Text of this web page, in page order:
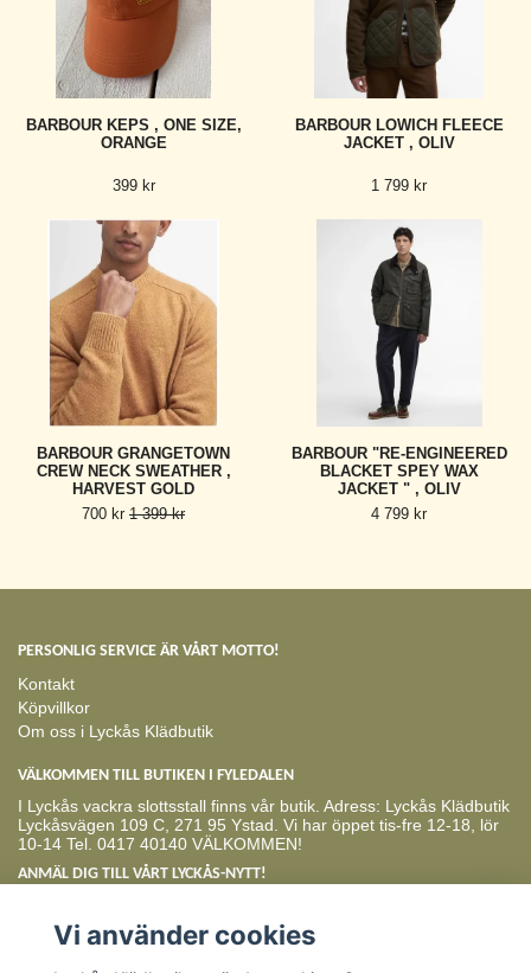
BARBOUR KEPS , ONE SIZE,
ORANGE
399 kr
BARBOUR LOWICH FLEECE
JACKET , OLIV
1 799 kr
BARBOUR GRANGETOWN
CREW NECK SWEATHER ,
HARVEST GOLD
700 kr 1 399 kr
BARBOUR "RE-ENGINEERED
BLACKET SPEY WAX
JACKET " , OLIV
4 799 kr
PERSONLIG SERVICE ÄR VÅRT MOTTO!
Kontakt
Köpvillkor
Om oss i Lyckås Klädbutik
VÄLKOMMEN TILL BUTIKEN I FYLEDALEN
I Lyckås vackra slottsstall finns vår butik. Adress: Lyckås Klädbutik
Lyckåsvägen 109 C, 271 95 Ystad. Vi har öppet tis-fre 12-18, lör
10-14 Tel. 0417 40140 VÄLKOMMEN!
ANMÄL DIG TILL VÅRT LYCKÅS-NYTT!
Vi använder cookies